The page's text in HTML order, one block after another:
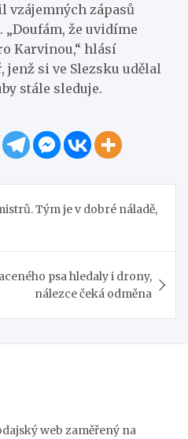
vzájemných zápasů
že uvidíme
Karvinou,“ hlásí
si ve Slezsku udělal
stále sleduje.
Tým je v dobré náladě,
psa hledaly i drony,
nálezce čeká odměna
web zaměřený na